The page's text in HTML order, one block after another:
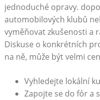
jednoduché opravy.
automobilových klubů
vyměňovat zkušenosti a
Diskuse o konkrétních
na ně, může být velmi
Vyhledejte lokální
Zapojte se do fór a